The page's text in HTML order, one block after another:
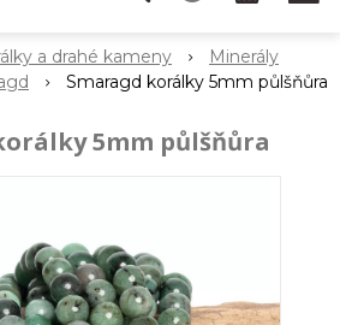
a drahé kameny
Minerály
Smaragd korálky 5mm půlšňůra
5mm půlšňůra